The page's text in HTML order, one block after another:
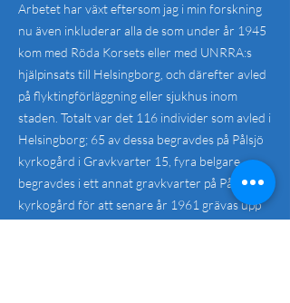
Arbetet har växt eftersom jag i min forskning
nu även inkluderar alla de som under år 1945
kom med Röda Korsets eller med UNRRA:s
hjälpinsats till Helsingborg, och därefter avled
på flyktingförläggning eller sjukhus inom
staden. Totalt var det 116 individer som avled i
Helsingborg; 65 av dessa begravdes på Pålsjö
kyrkogård i Gravkvarter 15, fyra belgare
begravdes i ett annat gravkvarter på Pålsjö
kyrkogård för att senare år 1961 grävas upp